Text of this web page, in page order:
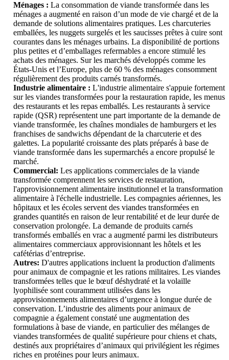
Ménages : La consommation de viande transformée dans les
ménages a augmenté en raison d’un mode de vie chargé et de la
demande de solutions alimentaires pratiques. Les charcuteries
emballées, les nuggets surgelés et les saucisses prêtes à cuire sont
courantes dans les ménages urbains. La disponibilité de portions
plus petites et d’emballages refermables a encore stimulé les
achats des ménages. Sur les marchés développés comme les
États-Unis et l’Europe, plus de 60 % des ménages consomment
régulièrement des produits carnés transformés.
Industrie alimentaire : L'industrie alimentaire s'appuie fortement
sur les viandes transformées pour la restauration rapide, les menus
des restaurants et les repas emballés. Les restaurants à service
rapide (QSR) représentent une part importante de la demande de
viande transformée, les chaînes mondiales de hamburgers et les
franchises de sandwichs dépendant de la charcuterie et des
galettes. La popularité croissante des plats préparés à base de
viande transformée dans les supermarchés a encore propulsé le
marché.
Commercial: Les applications commerciales de la viande
transformée comprennent les services de restauration,
l'approvisionnement alimentaire institutionnel et la transformation
alimentaire à l'échelle industrielle. Les compagnies aériennes, les
hôpitaux et les écoles servent des viandes transformées en
grandes quantités en raison de leur rentabilité et de leur durée de
conservation prolongée. La demande de produits carnés
transformés emballés en vrac a augmenté parmi les distributeurs
alimentaires commerciaux approvisionnant les hôtels et les
cafétérias d’entreprise.
Autres: D'autres applications incluent la production d'aliments
pour animaux de compagnie et les rations militaires. Les viandes
transformées telles que le bœuf déshydraté et la volaille
lyophilisée sont couramment utilisées dans les
approvisionnements alimentaires d’urgence à longue durée de
conservation. L’industrie des aliments pour animaux de
compagnie a également constaté une augmentation des
formulations à base de viande, en particulier des mélanges de
viandes transformées de qualité supérieure pour chiens et chats,
destinés aux propriétaires d’animaux qui privilégient les régimes
riches en protéines pour leurs animaux.